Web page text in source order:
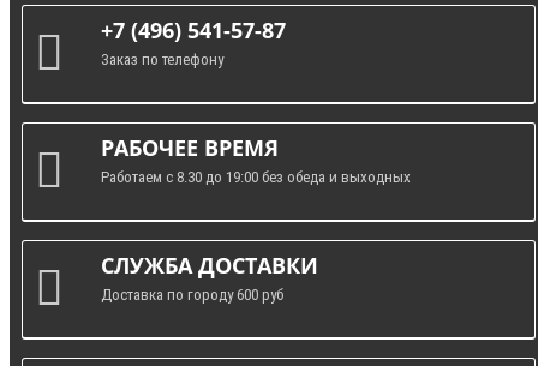
+7 (496) 541-57-87
Заказ по телефону
РАБОЧЕЕ ВРЕМЯ
Работаем с 8.30 до 19:00 без обеда и выходных
СЛУЖБА ДОСТАВКИ
Доставка по городу 600 руб